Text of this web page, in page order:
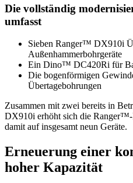
Die vollständig
umfasst
Sieben Ranger™ DX910i
Außenhammerbohrgeräte
Ein Dino™ DC420Ri für
Die bogenförmigen
Übertagebohrungen
Zusammen mit zwei bereits in
DX910i erhöht sich die
damit auf insgesamt neun Geräte.
Erneuerung einer
hoher Kapazität